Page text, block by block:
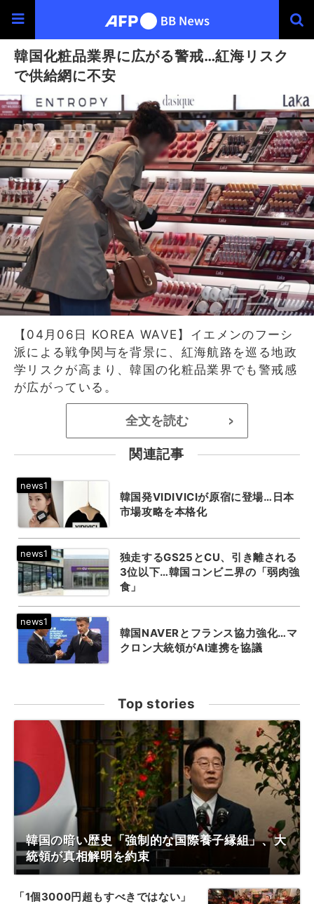
韓国化粧品業界に広がる警戒…紅海リスク
で供給網に不安
【04月06日 KOREA WAVE】イエメンのフーシ
派による戦争関与を背景に、紅海航路を巡る地政
学リスクが高まり、韓国の化粧品業界でも警戒感
が広がっている。
全文を読む >
関連記事
韓国発VIDIVICIが原宿に登場…日本
市場攻略を本格化
独走するGS25とCU、引き離される
3位以下…韓国コンビニ界の「弱肉強
食」
韓国NAVERとフランス協力強化…マ
クロン大統領がAI連携を協議
Top stories
韓国の暗い歴史「強制的な国際養子縁組」、大
統領が真相解明を約束
「1個3000円超もすべきではない」